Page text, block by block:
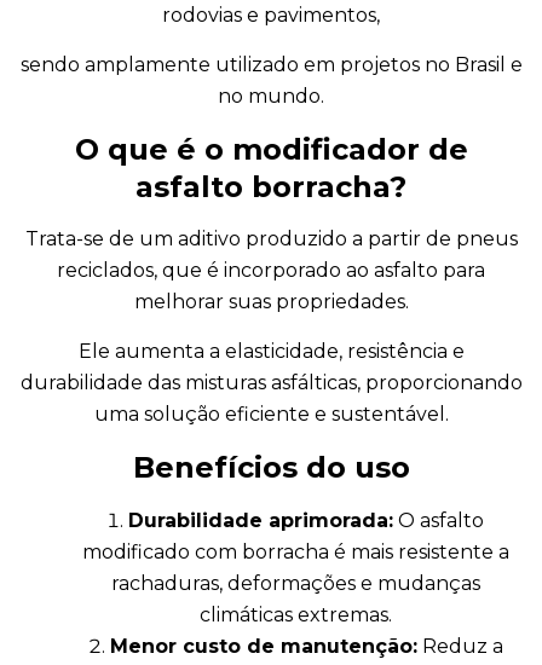
rodovias e pavimentos,
sendo amplamente utilizado em projetos no Brasil e
no mundo.
O que é o modificador de
asfalto borracha?
Trata-se de um aditivo produzido a partir de pneus
reciclados, que é incorporado ao asfalto para
melhorar suas propriedades.
Ele aumenta a elasticidade, resistência e
durabilidade das misturas asfálticas, proporcionando
uma solução eficiente e sustentável.
Benefícios do uso
Durabilidade aprimorada: O asfalto
modificado com borracha é mais resistente a
rachaduras, deformações e mudanças
climáticas extremas.
Menor custo de manutenção:Reduz a